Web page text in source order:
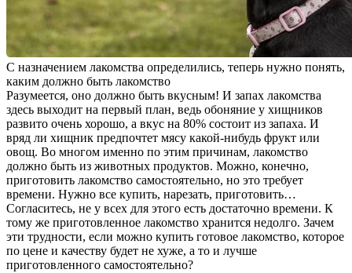
С назначением лакомства определились, теперь нужно понять,
каким должно быть лакомство
Разумеется, оно должно быть вкусным! И запах лакомства
здесь выходит на первый план, ведь обоняние у хищников
развито очень хорошо, а вкус на 80% состоит из запаха. И
вряд ли хищник предпочтет мясу какой-нибудь фрукт или
овощ. Во многом именно по этим причинам, лакомство
должно быть из животных продуктов. Можно, конечно,
приготовить лакомство самостоятельно, но это требует
времени. Нужно все купить, нарезать, приготовить…
Согласитесь, не у всех для этого есть достаточно времени. К
тому же приготовленное лакомство хранится недолго. Зачем
эти трудности, если можно купить готовое лакомство, которое
по цене и качеству будет не хуже, а то и лучше
приготовленного самостоятельно?